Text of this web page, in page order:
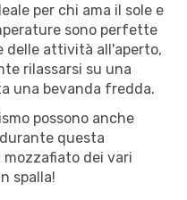
per chi ama il sole e
sono perfette
delle attività all'aperto,
rilassarsi su una
una bevanda fredda.
possono anche
questa
dei vari
spalla!